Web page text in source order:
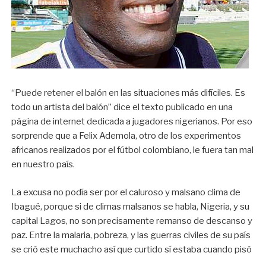
“Puede retener el balón en las situaciones más difíciles. Es
todo un artista del balón” dice el texto publicado en una
página de internet dedicada a jugadores nigerianos. Por eso
sorprende que a Felix Ademola, otro de los experimentos
africanos realizados por el fútbol colombiano, le fuera tan mal
en nuestro país.
La excusa no podía ser por el caluroso y malsano clima de
Ibagué, porque si de climas malsanos se habla, Nigeria, y su
capital Lagos, no son precisamente remanso de descanso y
paz. Entre la malaria, pobreza, y las guerras civiles de su país
se crió este muchacho así que curtido sí estaba cuando pisó